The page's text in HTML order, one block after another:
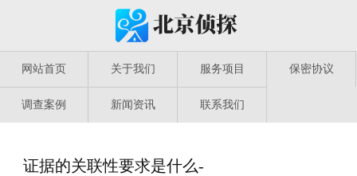
网站首页 关于我们 服务项目 保密协议
调查案例 新闻资讯 联系我们
证据的关联性要求是什么-